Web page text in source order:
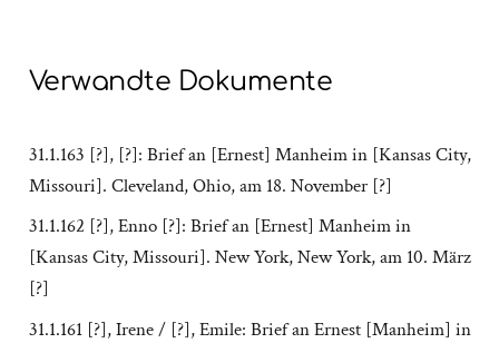
Verwandte Dokumente
31.1.163 [?], [?]: Brief an [Ernest] Manheim in [Kansas City,
Missouri]. Cleveland, Ohio, am 18. November [?]
31.1.162 [?], Enno [?]: Brief an [Ernest] Manheim in
[Kansas City, Missouri]. New York, New York, am 10. März
[?]
31.1.161 [?], Irene / [?], Emile: Brief an Ernest [Manheim] in